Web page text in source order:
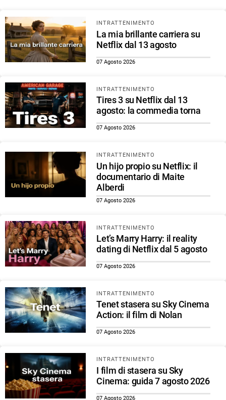
INTRATTENIMENTO
La mia brillante carriera su
Netflix dal 13 agosto
07 Agosto 2026
INTRATTENIMENTO
Tires 3 su Netflix dal 13
agosto: la commedia torna
07 Agosto 2026
INTRATTENIMENTO
Un hijo propio su Netflix: il
documentario di Maite
Alberdi
07 Agosto 2026
INTRATTENIMENTO
Let’s Marry Harry: il reality
dating di Netflix dal 5 agosto
07 Agosto 2026
INTRATTENIMENTO
Tenet stasera su Sky Cinema
Action: il film di Nolan
07 Agosto 2026
INTRATTENIMENTO
I film di stasera su Sky
Cinema: guida 7 agosto 2026
07 Agosto 2026